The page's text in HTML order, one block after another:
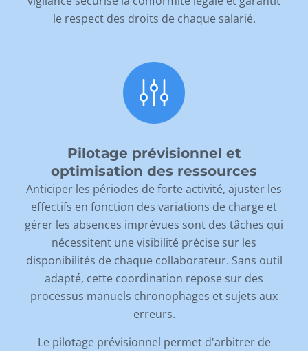
le respect des droits de chaque salarié.
Pilotage prévisionnel et
optimisation des ressources
Anticiper les périodes de forte activité, ajuster les
effectifs en fonction des variations de charge et
gérer les absences imprévues sont des tâches qui
nécessitent une visibilité précise sur les
disponibilités de chaque collaborateur. Sans outil
adapté, cette coordination repose sur des
processus manuels chronophages et sujets aux
erreurs.
Le pilotage prévisionnel permet d'arbitrer de